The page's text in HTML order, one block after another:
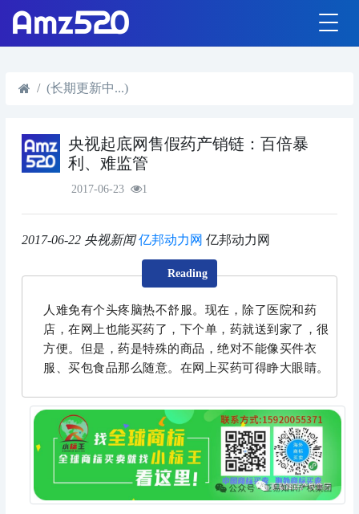
(长期更新中...)
央视起底网售假药产销链：百倍暴
利、难监管
2017-06-23 1
2017-06-22 央视新闻 亿邦动力网 亿邦动力网
Reading
人难免有个头疼脑热不舒服。现在，除了医院和药
店，在网上也能买药了，下个单，药就送到家了，很
方便。但是，药是特殊的商品，绝对不能像买件衣
服、买包食品那么随意。在网上买药可得睁大眼睛。